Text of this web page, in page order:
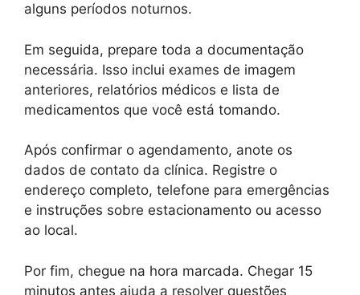
alguns períodos noturnos.
Em seguida, prepare toda a documentação
necessária. Isso inclui exames de imagem
anteriores, relatórios médicos e lista de
medicamentos que você está tomando.
Após confirmar o agendamento, anote os
dados de contato da clínica. Registre o
endereço completo, telefone para emergências
e instruções sobre estacionamento ou acesso
ao local.
Por fim, chegue na hora marcada. Chegar 15
minutos antes ajuda a resolver questões